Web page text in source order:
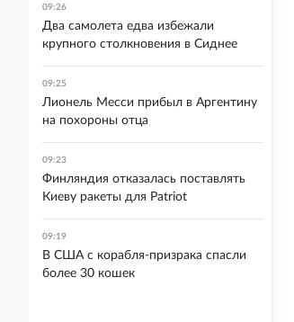
09:26
Два самолета едва избежали
крупного столкновения в Сиднее
09:25
Лионель Месси прибыл в Аргентину
на похороны отца
09:23
Финляндия отказалась поставлять
Киеву ракеты для Patriot
09:19
В США с корабля-призрака спасли
более 30 кошек